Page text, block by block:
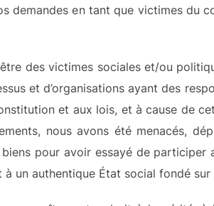
demandes en tant que victimes du
des victimes sociales et/ou
et d’organisations ayant des
et aux lois, et à cause de
nous avons été menacés,
pour avoir essayé de participer
un authentique État social fondé sur